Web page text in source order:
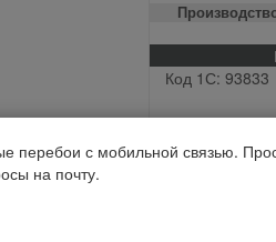
Код 1С: 93833
перебои с мобильной связью.
на почту.